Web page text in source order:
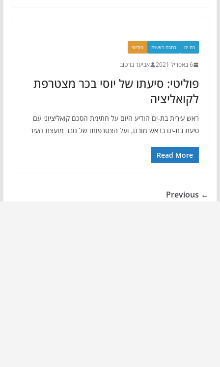
בת ים כתבה ראשית פוליטי
6 באפריל 2021 אביעד ברטוב
פוליטי: סיעתו של יוסי בכר מצטרפת
לקואליציה
ראש עירית בת-ים הודיע היום על חתימת הסכם קואליציוני עם
סיעת בת-ים בראש מורם, ועל הצטרפותו של חבר מועצת העיר
Read More
← Previous